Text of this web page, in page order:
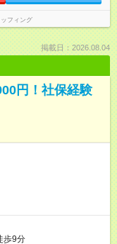
フィング
掲載日：2026.08.04
円！社保経験
歩9分